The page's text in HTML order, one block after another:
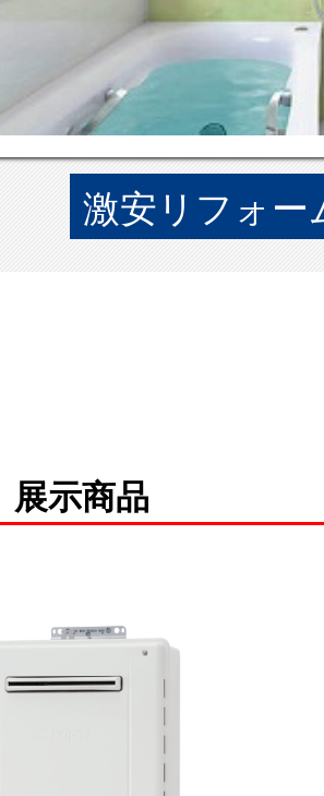
激安リフォー
示商品